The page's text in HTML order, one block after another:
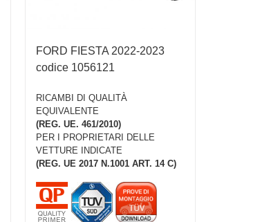
FORD FIESTA 2022-2023
codice 1056121
RICAMBI DI QUALITÀ
EQUIVALENTE
(REG. UE. 461/2010)
PER I PROPRIETARI DELLE
VETTURE INDICATE
(REG. UE 2017 N.1001 ART. 14 C)